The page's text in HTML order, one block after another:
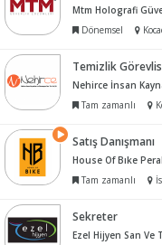
Mtm Holografi
Dönemsel
Temizlik
Tam zamanlı
Satış Danışmanı
Tam zamanlı
Sekreter
Ezel Hijyen San Ve